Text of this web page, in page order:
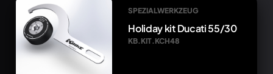
SPEZIALWERKZEUG
Holiday kit Ducati 55/30
KB.KIT.KCH48